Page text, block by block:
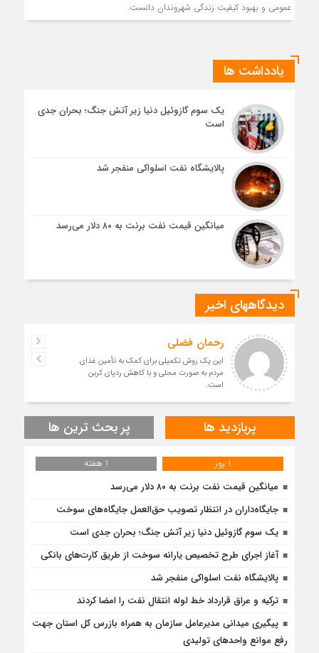
عمومی و بهبود کیفیت زندگی شهروندان دانست.
یادداشت ها
یک سوم گازوئیل دنیا زیر آتش جنگ؛ بحران جدی
است
پالایشگاه نفت اسلواکی منفجر شد
میانگین قیمت نفت برنت به ۸۰ دلار می‌رسد
دیدگاههای اخیر
رحمان فضلی
این یک روش تکمیلی برای کمک به تأمین غذای
مردم به صورت محلی و با کاهش ردپای کربن
است.
پربازدید ها پر بحث ترین ها
1 روز
1 هفته
میانگین قیمت نفت برنت به ۸۰ دلار می‌رسد
جایگاه‌داران در انتظار تصویب حق‌العمل جایگاه‌های سوخت
یک سوم گازوئیل دنیا زیر آتش جنگ؛ بحران جدی است
آغاز اجرای طرح تخصیص یارانه سوخت از طریق کارت‌های بانکی
پالایشگاه نفت اسلواکی منفجر شد
ترکیه و عراق قرارداد خط لوله انتقال نفت را امضا کردند
پیگیری میدانی مدیرعامل سازمان به همراه بازرس كل استان جهت
رفع موانع واحدهای تولیدی